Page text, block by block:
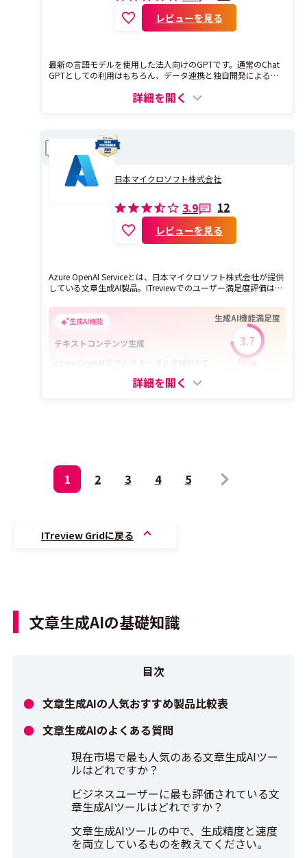
ステム群です。各ピースは、検索アルゴリズム、データ最適
化、セキュリティ強化などで構成されており、企業ごとの課題
に合わせて最適に組み合わせることで、高速かつ高精度なシス
な事例があります ・展示会参加者の目的・関心から自動でパー
ソナルRAGを生成する「パーソナル・ナビゲーション」 ・金融
市場取引業務における生成AIを活用した社内問い合わせ対応の
自動化 ・自動運転EVバスを活用したモビリティ実証実験での
「生成AIコンシェルジュ」 ・大学オープンキャンパスでの学校
レビューを見る
最新の言語モデルを使用した法人向けのGPTです。通常のChat
GPTとしての利用はもちろん、データ連携と独自開発による高
た回答生成も可能です。多数のプロンプトテンプレートや、カ
詳細を開く
Azure OpenAI Service
日本マイクロソフト株式会社
3.9 12
レビューを見る
Azure OpenAI Serviceとは、日本マイクロソフト株式会社が提供
している文章生成AI製品。ITreviewでのユーザー満足度評価は3.
生成AI機能
テキストコンテンツ生成
Azure OpenAIでマルチモーダル生成AIやエ
生成AI機能満足度
3.7
4
詳細を開く
1 2 3 4 5
ITreview Gridに戻る
文章生成AIの基礎知識
文章生成AIの人気おすすめ製品比較表
文章生成AIのよくある質問
現在市場で最も人気のある文章生成AIツー
ルはどれですか？
ビジネスユーザーに最も評価されている文
章生成AIツールはどれですか？
文章生成AIツールの中で、生成精度と速度
を両立しているものを教えてください。